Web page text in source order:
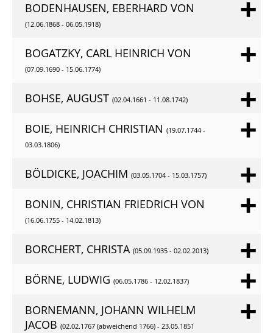
BODENHAUSEN, EBERHARD VON
(12.06.1868 - 06.05.1918)
BOGATZKY, CARL HEINRICH VON
(07.09.1690 - 15.06.1774)
BOHSE, AUGUST (02.04.1661 - 11.08.1742)
BOIE, HEINRICH CHRISTIAN (19.07.1744 -
03.03.1806)
BÖLDICKE, JOACHIM (03.05.1704 - 15.03.1757)
BONIN, CHRISTIAN FRIEDRICH VON
(16.06.1755 - 14.02.1813)
BORCHERT, CHRISTA (05.09.1935 - 02.02.2013)
BÖRNE, LUDWIG (06.05.1786 - 12.02.1837)
BORNEMANN, JOHANN WILHELM
JACOB (02.02.1767 (abweichend 1766) - 23.05.1851